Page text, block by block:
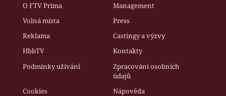
O FTV Prima
Management
Volná místa
Press
Reklama
Castingy a výzvy
HbbTV
Kontakty
Podmínky užívání
Zpracování osobních
údajů
Cookies
Nápověda